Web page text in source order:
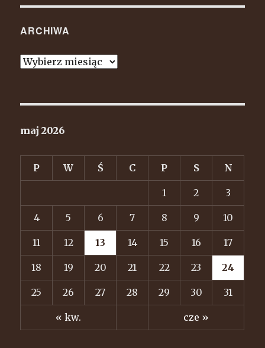
ARCHIWA
Archiwa
maj 2026
P W Ś C P S N
« kw. cze »
1 2 3
4 5 6 7 8 9 10
11 12 13 14 15 16 17
18 19 20 21 22 23 24
25 26 27 28 29 30 31